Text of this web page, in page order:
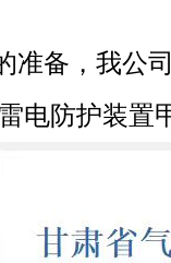
准备，我公
电防护装置